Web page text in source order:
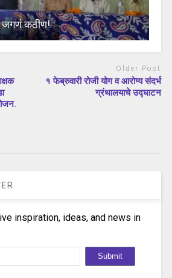
जगणं कठीण!
Older Post
१ फेब्रुवारी रोजी योग व आरोग्य संदर्भ
ग्रंथालयाचे उद्घाटन
inspiration, ideas, and news in